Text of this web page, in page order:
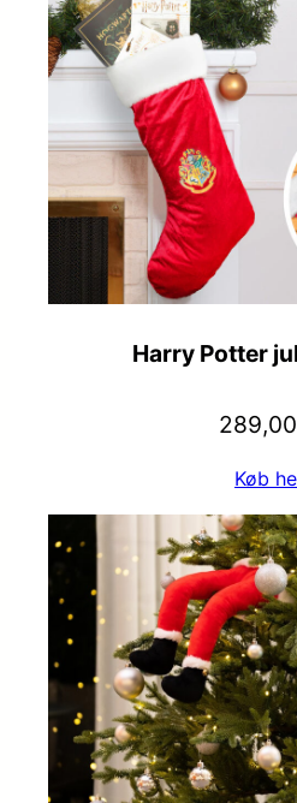
Harry Potter
289,00
Køb